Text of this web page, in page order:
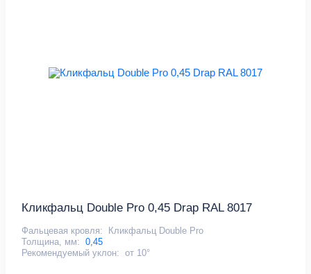
Кликфальц Double Pro 0,45 Drap RAL 8017
Фальцевая кровля:
Кликфальц Double Pro
Толщина, мм: 0,45
Рекомендуемый уклон: от 10°